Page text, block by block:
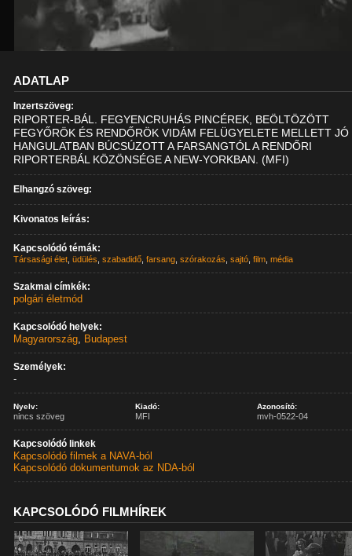
ADATLAP
Inzertszöveg:
RIPORTER-BÁL. FEGYENCRUHÁS PINCÉREK, BEÖLTÖZÖTT
FEGYŐRÖK ÉS RENDŐRÖK VIDÁM FELÜGYELETE MELLETT JÓ
HANGULATBAN BÚCSÚZOTT A FARSANGTÓL A RENDŐRI
RIPORTERBÁL KÖZÖNSÉGE A NEW-YORKBAN. (MFI)
Elhangzó szöveg:
Kivonatos leírás:
Kapcsolódó témák:
Társasági élet ,üdülés ,szabadidő ,farsang ,szórakozás ,sajtó ,film ,média
Szakmai címkék:
polgári életmód
Kapcsolódó helyek:
Magyarország, Budapest
Személyek:
-
Nyelv:
nincs szöveg
Kiadó:
MFI
Azonosító:
mvh-0522-04
Kapcsolódó linkek
Kapcsolódó filmek a NAVA-ból
Kapcsolódó dokumentumok az NDA-ból
KAPCSOLÓDÓ FILMHÍREK